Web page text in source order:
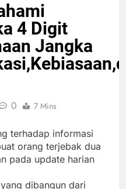
4 Digit
Jangka
0 7 Mins
terhadap informasi
orang terjebak dua
pada update harian
dibangun dari